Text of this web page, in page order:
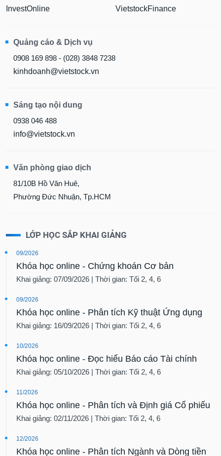
InvestOnline
VietstockFinance
Quảng cáo & Dịch vụ
0908 169 898 - (028) 3848 7238
kinhdoanh@vietstock.vn
Sáng tạo nội dung
0938 046 488
info@vietstock.vn
Văn phòng giao dịch
81/10B Hồ Văn Huê,
Phường Đức Nhuận, Tp.HCM
LỚP HỌC SẮP KHAI GIẢNG
09/2026
Khóa học online - Chứng khoán Cơ bản
Khai giảng: 07/09/2026 | Thời gian: Tối 2, 4, 6
09/2026
Khóa học online - Phân tích Kỹ thuật Ứng dụng
Khai giảng: 16/09/2026 | Thời gian: Tối 2, 4, 6
10/2026
Khóa học online - Đọc hiểu Báo cáo Tài chính
Khai giảng: 05/10/2026 | Thời gian: Tối 2, 4, 6
11/2026
Khóa học online - Phân tích và Định giá Cổ phiếu
Khai giảng: 02/11/2026 | Thời gian: Tối 2, 4, 6
12/2026
Khóa học online - Phân tích Ngành và Dòng tiền